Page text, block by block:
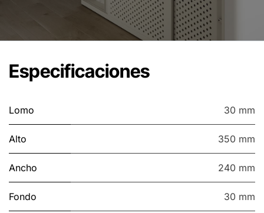
Especificaciones
Lomo 30 mm
Alto 350 mm
Ancho 240 mm
Fondo 30 mm